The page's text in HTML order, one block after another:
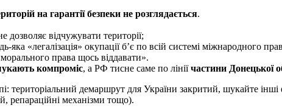
на гарантії безпеки не розглядається.
дозволяє відчужувати території;
яка «легалізація» окупації б’є по всій системі міжнародного
права щось віддавати».
компроміс, а РФ тисне саме по лініїчастини Донецької
територіальний демаршрут для України закритий, шукайте
репараційні механізми тощо).